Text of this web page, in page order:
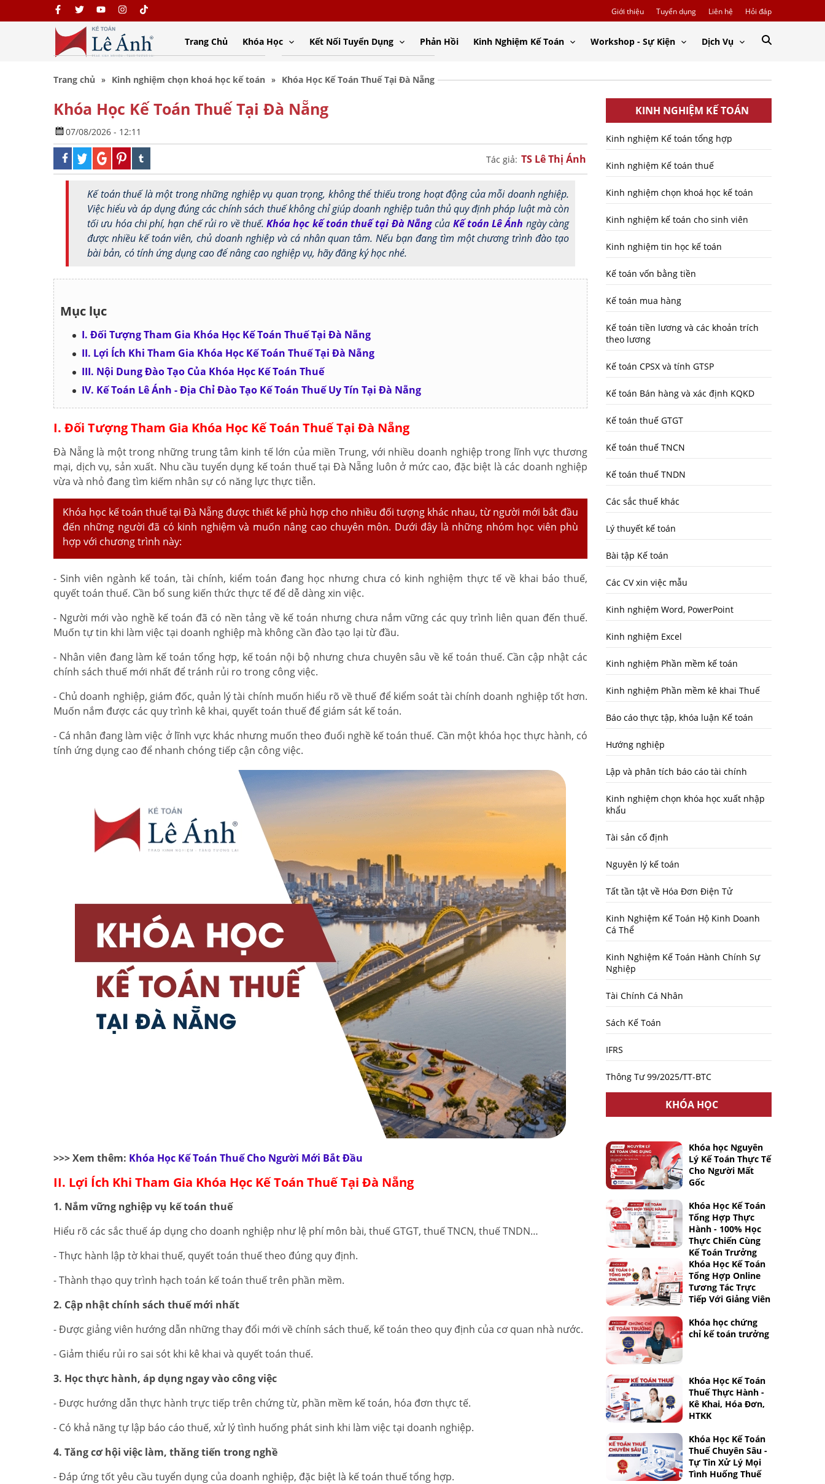
Giới thiệu Tuyển dụng Liên hệ Hỏi đáp
Trang Chủ Khóa Học Kết Nối Tuyển Dụng Phản Hồi Kinh Nghiệm Kế Toán Workshop - Sự Kiện Dịch Vụ
Trang chủ Kinh nghiệm chọn khoá học kế toán Khóa Học Kế Toán Thuế Tại Đà Nẵng
Khóa Học Kế Toán Thuế Tại Đà Nẵng
07/08/2026 - 12:11
Tác giả: TS Lê Thị Ánh
Kế toán thuế là một trong những nghiệp vụ quan trọng, không thể thiếu trong hoạt động của mỗi doanh nghiệp.
Việc hiểu và áp dụng đúng các chính sách thuế không chỉ giúp doanh nghiệp tuân thủ quy định pháp luật mà còn
tối ưu hóa chi phí, hạn chế rủi ro về thuế.Khóa học kế toán thuế tại Đà Nẵngcủa Kế toán Lê Ánh ngày càng
được nhiều kế toán viên, chủ doanh nghiệp và cá nhân quan tâm. Nếu bạn đang tìm một chương trình đào tạo
bài bản, có tính ứng dụng cao để nâng cao nghiệp vụ, hãy đăng ký học nhé.
Mục lục
I. Đối Tượng Tham Gia Khóa Học Kế Toán Thuế Tại Đà Nẵng
II. Lợi Ích Khi Tham Gia Khóa Học Kế Toán Thuế Tại Đà Nẵng
III. Nội Dung Đào Tạo Của Khóa Học Kế Toán Thuế
IV. Kế Toán Lê Ánh - Địa Chỉ Đào Tạo Kế Toán Thuế Uy Tín Tại Đà Nẵng
I. Đối Tượng Tham Gia Khóa Học Kế Toán Thuế Tại Đà Nẵng
Đà Nẵng là một trong những trung tâm kinh tế lớn của miền Trung, với nhiều doanh nghiệp trong lĩnh vực thương
mại, dịch vụ, sản xuất. Nhu cầu tuyển dụng kế toán thuế tại Đà Nẵng luôn ở mức cao, đặc biệt là các doanh nghiệp
vừa và nhỏ đang tìm kiếm nhân sự có năng lực thực tiễn.
Khóa học kế toán thuế tại Đà Nẵng được thiết kế phù hợp cho nhiều đối tượng khác nhau, từ người mới bắt đầu
đến những người đã có kinh nghiệm và muốn nâng cao chuyên môn. Dưới đây là những nhóm học viên phù
hợp với chương trình này:
- Sinh viên ngành kế toán, tài chính, kiểm toán đang học nhưng chưa có kinh nghiệm thực tế về khai báo thuế,
quyết toán thuế. Cần bổ sung kiến thức thực tế để dễ dàng xin việc.
- Người mới vào nghề kế toán đã có nền tảng về kế toán nhưng chưa nắm vững các quy trình liên quan đến thuế.
Muốn tự tin khi làm việc tại doanh nghiệp mà không cần đào tạo lại từ đầu.
- Nhân viên đang làm kế toán tổng hợp, kế toán nội bộ nhưng chưa chuyên sâu về kế toán thuế. Cần cập nhật các
chính sách thuế mới nhất để tránh rủi ro trong công việc.
- Chủ doanh nghiệp, giám đốc, quản lý tài chính muốn hiểu rõ về thuế để kiểm soát tài chính doanh nghiệp tốt hơn.
Muốn nắm được các quy trình kê khai, quyết toán thuế để giám sát kế toán.
- Cá nhân đang làm việc ở lĩnh vực khác nhưng muốn theo đuổi nghề kế toán thuế. Cần một khóa học thực hành, có
tính ứng dụng cao để nhanh chóng tiếp cận công việc.
>>> Xem thêm: Khóa Học Kế Toán Thuế Cho Người Mới Bắt Đầu
II. Lợi Ích Khi Tham Gia Khóa Học Kế Toán Thuế Tại Đà Nẵng
1. Nắm vững nghiệp vụ kế toán thuế
Hiểu rõ các sắc thuế áp dụng cho doanh nghiệp như lệ phí môn bài, thuế GTGT, thuế TNCN, thuế TNDN…
- Thực hành lập tờ khai thuế, quyết toán thuế theo đúng quy định.
- Thành thạo quy trình hạch toán kế toán thuế trên phần mềm.
2. Cập nhật chính sách thuế mới nhất
- Được giảng viên hướng dẫn những thay đổi mới về chính sách thuế, kế toán theo quy định của cơ quan nhà nước.
- Giảm thiểu rủi ro sai sót khi kê khai và quyết toán thuế.
3. Học thực hành, áp dụng ngay vào công việc
- Được hướng dẫn thực hành trực tiếp trên chứng từ, phần mềm kế toán, hóa đơn thực tế.
- Có khả năng tự lập báo cáo thuế, xử lý tình huống phát sinh khi làm việc tại doanh nghiệp.
4. Tăng cơ hội việc làm, thăng tiến trong nghề
- Đáp ứng tốt yêu cầu tuyển dụng của doanh nghiệp, đặc biệt là kế toán thuế tổng hợp.
KINH NGHIỆM KẾ TOÁN
Kinh nghiệm Kế toán tổng hợp
Kinh nghiệm Kế toán thuế
Kinh nghiệm chọn khoá học kế toán
Kinh nghiệm kế toán cho sinh viên
Kinh nghiệm tin học kế toán
Kế toán vốn bằng tiền
Kế toán mua hàng
Kế toán tiền lương và các khoản trích
theo lương
Kế toán CPSX và tính GTSP
Kế toán Bán hàng và xác định KQKD
Kế toán thuế GTGT
Kế toán thuế TNCN
Kế toán thuế TNDN
Các sắc thuế khác
Lý thuyết kế toán
Bài tập Kế toán
Các CV xin việc mẫu
Kinh nghiệm Word, PowerPoint
Kinh nghiệm Excel
Kinh nghiệm Phần mềm kế toán
Kinh nghiệm Phần mềm kê khai Thuế
Báo cáo thực tập, khóa luận Kế toán
Hướng nghiệp
Lập và phân tích báo cáo tài chính
Kinh nghiệm chọn khóa học xuất nhập
khẩu
Tài sản cố định
Nguyên lý kế toán
Tất tần tật về Hóa Đơn Điện Tử
Kinh Nghiệm Kế Toán Hộ Kinh Doanh
Cá Thể
Kinh Nghiệm Kế Toán Hành Chính Sự
Nghiệp
Tài Chính Cá Nhân
Sách Kế Toán
IFRS
Thông Tư 99/2025/TT-BTC
KHÓA HỌC
Khóa học Nguyên
Lý Kế Toán Thực Tế
Cho Người Mất
Gốc
Khóa Học Kế Toán
Tổng Hợp Thực
Hành - 100% Học
Thực Chiến Cùng
Kế Toán Trưởng
Khóa Học Kế Toán
Tổng Hợp Online
Tương Tác Trực
Tiếp Với Giảng Viên
Khóa học chứng
chỉ kế toán trưởng
Khóa Học Kế Toán
Thuế Thực Hành -
Kê Khai, Hóa Đơn,
HTKK
Khóa Học Kế Toán
Thuế Chuyên Sâu -
Tự Tin Xử Lý Mọi
Tình Huống Thuế